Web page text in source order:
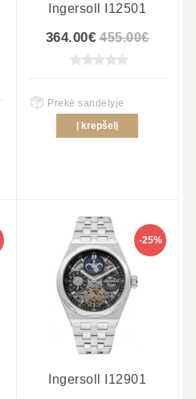
Ingersoll I12501
364.00€ 455.00€
Prekė sandėlyje
Į krepšelį
-25%
Ingersoll I12901